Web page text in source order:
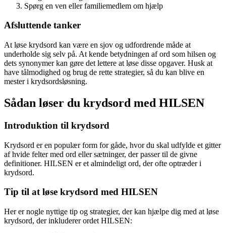
Spørg en ven eller familiemedlem om hjælp
Afsluttende tanker
At løse krydsord kan være en sjov og udfordrende måde at
underholde sig selv på. At kende betydningen af ord som hilsen og
dets synonymer kan gøre det lettere at løse disse opgaver. Husk at
have tålmodighed og brug de rette strategier, så du kan blive en
mester i krydsordsløsning.
Sådan løser du krydsord med HILSEN
Introduktion til krydsord
Krydsord er en populær form for gåde, hvor du skal udfylde et gitter
af hvide felter med ord eller sætninger, der passer til de givne
definitioner. HILSEN er et almindeligt ord, der ofte optræder i
krydsord.
Tip til at løse krydsord med HILSEN
Her er nogle nyttige tip og strategier, der kan hjælpe dig med at løse
krydsord, der inkluderer ordet HILSEN: